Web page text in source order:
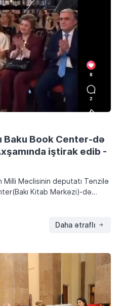
Baku Book Center-də
iştirak edib -
Milli Məclisinin deputatı Tənzilə
Kitab Mərkəzi)-də
[…]
Daha ətraflı